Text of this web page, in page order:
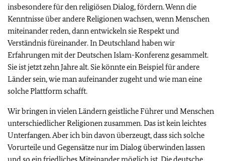
insbesondere für den religiösen Dialog, fördern. Wenn die
Kenntnisse über andere Religionen wachsen, wenn Menschen
miteinander reden, dann entwickeln sie Respekt und
Verständnis füreinander. In Deutschland haben wir
Erfahrungen mit der Deutschen Islam-Konferenz gesammelt.
Sie ist jetzt zehn Jahre alt. Sie könnte ein Beispiel für andere
Länder sein, wie man aufeinander zugeht und wie man eine
solche Plattform schafft.
Wir bringen in vielen Ländern geistliche Führer und Menschen
unterschiedlicher Religionen zusammen. Das ist kein leichtes
Unterfangen. Aber ich bin davon überzeugt, dass sich solche
Vorurteile und Gegensätze nur im Dialog überwinden lassen